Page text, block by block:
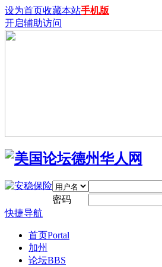
设为首页收藏本站手机版
开启辅助访问
密码
快捷导航
首页Portal
加州
论坛BBS